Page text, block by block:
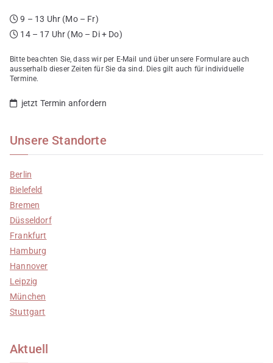
9 – 13 Uhr (Mo – Fr)
14 – 17 Uhr (Mo – Di + Do)
Bitte beachten Sie, dass wir per E-Mail und über unsere Formulare auch
ausserhalb dieser Zeiten für Sie da sind. Dies gilt auch für individuelle
Termine.
jetzt Termin anfordern
Unsere Standorte
Berlin
Bielefeld
Bremen
Düsseldorf
Frankfurt
Hamburg
Hannover
Leipzig
München
Stuttgart
Aktuell